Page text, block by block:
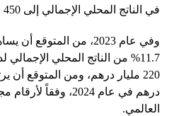
في الناتج المحلي الإجمالي إلى 450 مليار درهم بحلول عام 2031.
وفي عام 2023، من
11.7% من الناتج المحلي
درهم في عام 2024،
العالمي.